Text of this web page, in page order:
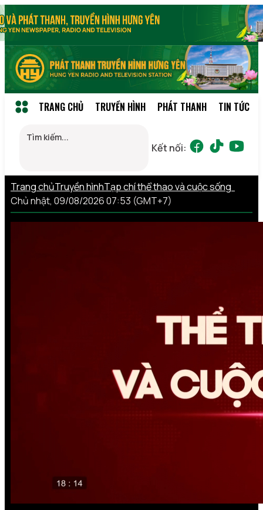
TRANG CHỦ TRUYỀN HÌNH PHÁT THANH TIN TỨC
Kết nối:
Trang chủTruyền hìnhTạp chí thể thao và cuộc sống
Chủ nhật, 09/08/2026 07:53 (GMT+7)